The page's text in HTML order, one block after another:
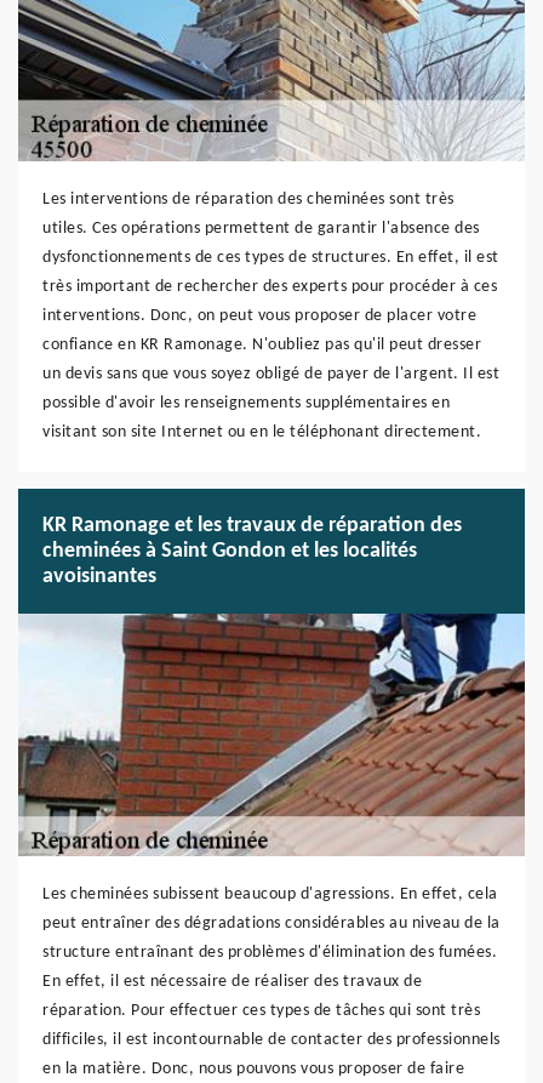
Les interventions de réparation des cheminées sont très
utiles. Ces opérations permettent de garantir l'absence des
dysfonctionnements de ces types de structures. En effet, il est
très important de rechercher des experts pour procéder à ces
interventions. Donc, on peut vous proposer de placer votre
confiance en KR Ramonage. N'oubliez pas qu'il peut dresser
un devis sans que vous soyez obligé de payer de l'argent. Il est
possible d'avoir les renseignements supplémentaires en
visitant son site Internet ou en le téléphonant directement.
KR Ramonage et les travaux de réparation des
cheminées à Saint Gondon et les localités
avoisinantes
Les cheminées subissent beaucoup d'agressions. En effet, cela
peut entraîner des dégradations considérables au niveau de la
structure entraînant des problèmes d'élimination des fumées.
En effet, il est nécessaire de réaliser des travaux de
réparation. Pour effectuer ces types de tâches qui sont très
difficiles, il est incontournable de contacter des professionnels
en la matière. Donc, nous pouvons vous proposer de faire